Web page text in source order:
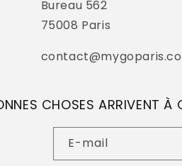
Bureau 562
75008 Paris
CHOSES ARRIVENT À
E-mail